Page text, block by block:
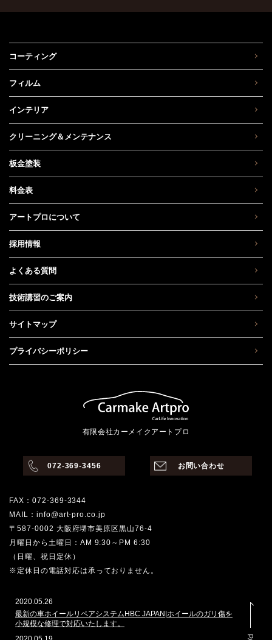
コーティング
フィルム
インテリア
クリーニング＆メンテナンス
板金塗装
料金表
アートプロについて
採用情報
よくある質問
技術講習のご案内
サイトマップ
プライバシーポリシー
有限会社カーメイクアートプロ
072-369-3456 お問い合わせ
FAX：072-369-3344
MAIL：info@art-pro.co.jp
〒587-0002 大阪府堺市美原区黒山76-4
月曜日から土曜日：AM 9:30～PM 6:30
（日曜、祝日定休）
※定休日の電話対応は承っておりません。
2020.05.26
最新の車ホイールリペアシステムHBC JAPAN|ホイールのガリ傷を
小規模な修理で対応いたします。